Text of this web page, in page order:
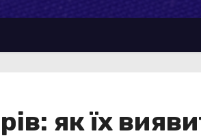
як їх